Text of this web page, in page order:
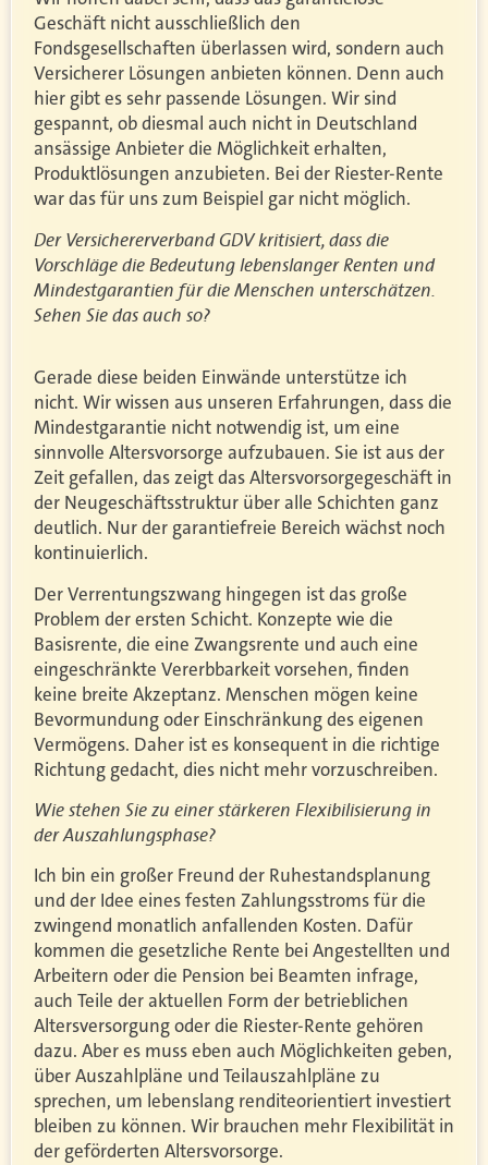
Geschäft nicht ausschließlich den
Fondsgesellschaften überlassen wird, sondern auch
Versicherer Lösungen anbieten können. Denn auch
hier gibt es sehr passende Lösungen. Wir sind
gespannt, ob diesmal auch nicht in Deutschland
ansässige Anbieter die Möglichkeit erhalten,
Produktlösungen anzubieten. Bei der Riester-Rente
war das für uns zum Beispiel gar nicht möglich.
Der Versichererverband GDV kritisiert, dass die
Vorschläge die Bedeutung lebenslanger Renten und
Mindestgarantien für die Menschen unterschätzen.
Sehen Sie das auch so?
Gerade diese beiden Einwände unterstütze ich
nicht. Wir wissen aus unseren Erfahrungen, dass die
Mindestgarantie nicht notwendig ist, um eine
sinnvolle Altersvorsorge aufzubauen. Sie ist aus der
Zeit gefallen, das zeigt das Altersvorsorgegeschäft in
der Neugeschäftsstruktur über alle Schichten ganz
deutlich. Nur der garantiefreie Bereich wächst noch
kontinuierlich.
Der Verrentungszwang hingegen ist das große
Problem der ersten Schicht. Konzepte wie die
Basisrente, die eine Zwangsrente und auch eine
eingeschränkte Vererbbarkeit vorsehen, finden
keine breite Akzeptanz. Menschen mögen keine
Bevormundung oder Einschränkung des eigenen
Vermögens. Daher ist es konsequent in die richtige
Richtung gedacht, dies nicht mehr vorzuschreiben.
Wie stehen Sie zu einer stärkeren Flexibilisierung in
der Auszahlungsphase?
Ich bin ein großer Freund der Ruhestandsplanung
und der Idee eines festen Zahlungsstroms für die
zwingend monatlich anfallenden Kosten. Dafür
kommen die gesetzliche Rente bei Angestellten und
Arbeitern oder die Pension bei Beamten infrage,
auch Teile der aktuellen Form der betrieblichen
Altersversorgung oder die Riester-Rente gehören
dazu. Aber es muss eben auch Möglichkeiten geben,
über Auszahlpläne und Teilauszahlpläne zu
sprechen, um lebenslang renditeorientiert investiert
bleiben zu können. Wir brauchen mehr Flexibilität in
der geförderten Altersvorsorge.